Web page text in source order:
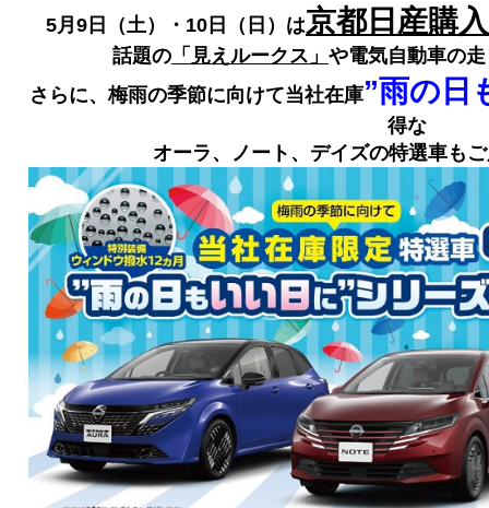
5月9日（土）・10日（日）は京都日産購
話題の 「見えルークス」 や電気自動車の
さらに、梅雨の季節に向けて当社在庫”雨の日
得な
オーラ、ノート、デイズの特選車も